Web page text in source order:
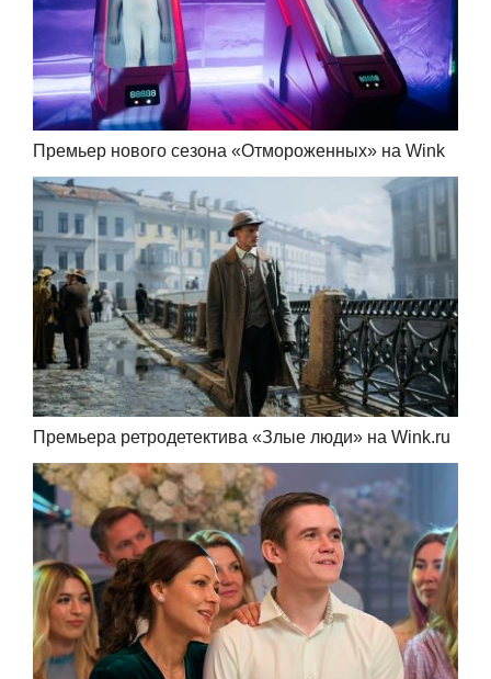
Премьер нового сезона «Отмороженных» на Wink
Премьера ретродетектива «Злые люди» на Wink.ru